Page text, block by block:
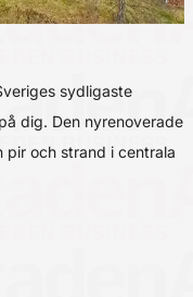
sydligaste
dig. Den nyrenoverade
pir och strand i centrala